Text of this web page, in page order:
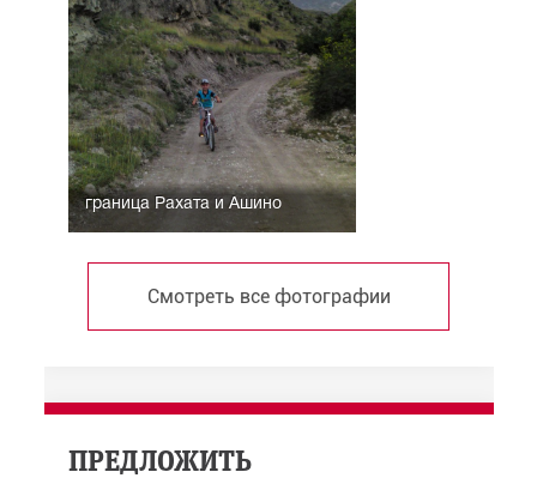
граница Рахата и Ашино
Смотреть все фотографии
ПРЕДЛОЖИТЬ